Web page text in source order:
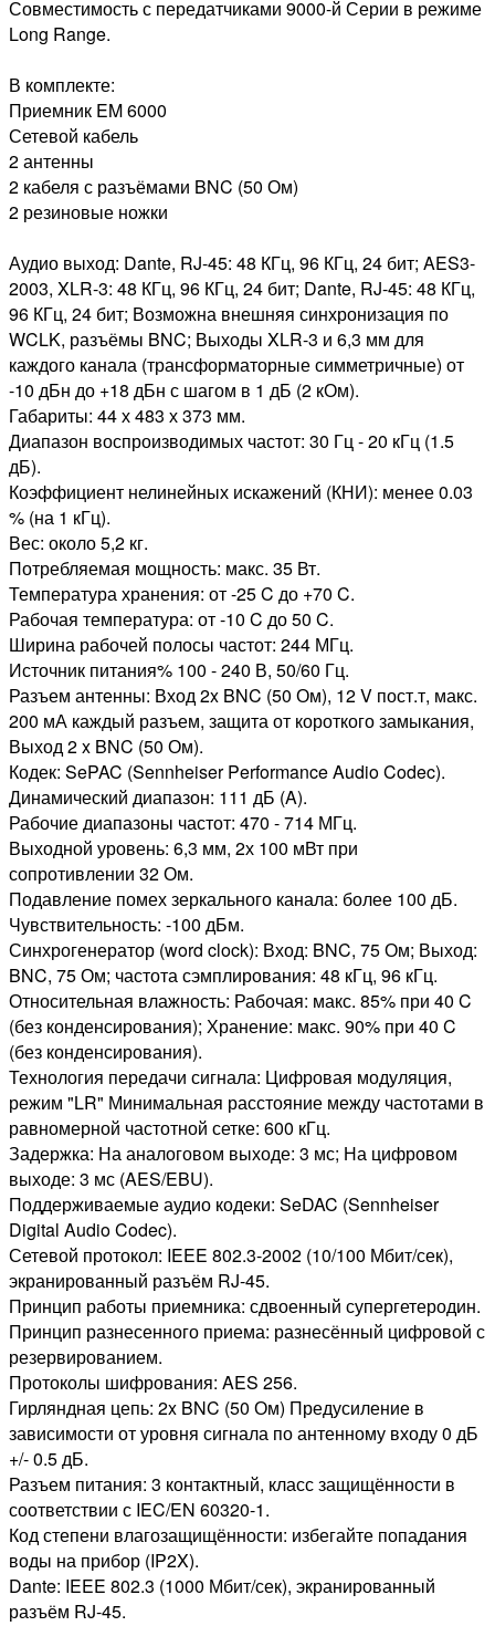
Совместимость с передатчиками 9000-й Серии в режиме
Long Range.
В комплекте:
Приемник EM 6000
Сетевой кабель
2 антенны
2 кабеля с разъёмами BNC (50 Ом)
2 резиновые ножки
Аудио выход: Dante, RJ-45: 48 КГц, 96 КГц, 24 бит; AES3-
2003, XLR-3: 48 КГц, 96 КГц, 24 бит; Dante, RJ-45: 48 КГц,
96 КГц, 24 бит; Возможна внешняя синхронизация по
WCLK, разъёмы BNC; Выходы XLR-3 и 6,3 мм для
каждого канала (трансформаторные симметричные) от
-10 дБн до +18 дБн с шагом в 1 дБ (2 кОм).
Габариты: 44 х 483 х 373 мм.
Диапазон воспроизводимых частот: 30 Гц - 20 кГц (1.5
дБ).
Коэффициент нелинейных искажений (КНИ): менее 0.03
% (на 1 кГц).
Вес: около 5,2 кг.
Потребляемая мощность: макс. 35 Вт.
Температура хранения: от -25 C до +70 C.
Рабочая температура: от -10 C до 50 C.
Ширина рабочей полосы частот: 244 МГц.
Источник питания% 100 - 240 В, 50/60 Гц.
Разъем антенны: Вход 2x BNC (50 Ом), 12 V пост.т, макс.
200 мА каждый разъем, защита от короткого замыкания,
Выход 2 x BNC (50 Ом).
Кодек: SePAC (Sennheiser Performance Audio Codec).
Динамический диапазон: 111 дБ (A).
Рабочие диапазоны частот: 470 - 714 МГц.
Выходной уровень: 6,3 мм, 2х 100 мВт при
сопротивлении 32 Ом.
Подавление помех зеркального канала: более 100 дБ.
Чувствительность: -100 дБм.
Синхрогенератор (word clock): Вход: BNC, 75 Ом; Выход:
BNC, 75 Ом; частота сэмплирования: 48 кГц, 96 кГц.
Относительная влажность: Рабочая: макс. 85% при 40 C
(без конденсирования); Хранение: макс. 90% при 40 C
(без конденсирования).
Технология передачи сигнала: Цифровая модуляция,
режим "LR" Минимальная расстояние между частотами в
равномерной частотной сетке: 600 кГц.
Задержка: На аналоговом выходе: 3 мс; На цифровом
выходе: 3 мс (AES/EBU).
Поддерживаемые аудио кодеки: SeDAC (Sennheiser
Digital Audio Codec).
Сетевой протокол: IEEE 802.3-2002 (10/100 Мбит/сек),
экранированный разъём RJ-45.
Принцип работы приемника: сдвоенный супергетеродин.
Принцип разнесенного приема: разнесённый цифровой с
резервированием.
Протоколы шифрования: AES 256.
Гирляндная цепь: 2x BNC (50 Ом) Предусиление в
зависимости от уровня сигнала по антенному входу 0 дБ
+/- 0.5 дБ.
Разъем питания: 3 контактный, класс защищённости в
соответствии с IEC/EN 60320-1.
Код степени влагозащищённости: избегайте попадания
воды на прибор (IP2X).
Dante: IEEE 802.3 (1000 Мбит/сек), экранированный
разъём RJ-45.